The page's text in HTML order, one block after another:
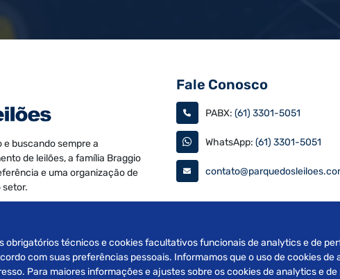
e buscando sempre a
de leilões, a família Braggio
e uma organização de
setor.
e Extrajudiciais, Máquinas
e Móveis diversos.
Fale Conosco
PABX: (61) 3301-5051
WhatsApp: (61) 3301-5051
obrigatórios técnicos e cookies facultativos funcionais de analytics e de
com suas preferências pessoais. Informamos que o uso de cookies
Para maiores informações e ajustes sobre os cookies de analytics e